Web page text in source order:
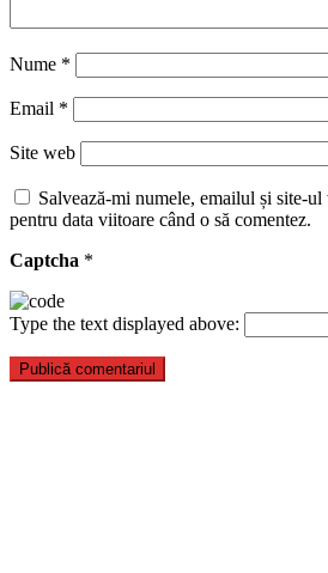
Nume *
Email *
Site web
Salvează-mi numele, emailul și site-
pentru data viitoare când o să comentez.
Captcha *
Type the text displayed above: